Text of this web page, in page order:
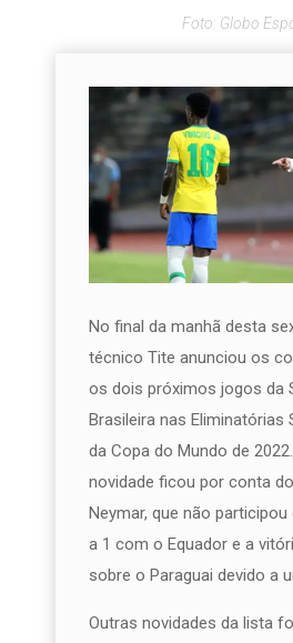
Foto: Globo
No final da manhã desta
técnico Tite anunciou os
os dois próximos jogos da
Brasileira nas Eliminatórias
da Copa do Mundo de
novidade ficou por conta
Neymar, que não participou
a 1 com o Equador e a
sobre o Paraguai devido a
Outras novidades da lista